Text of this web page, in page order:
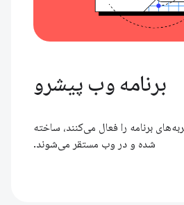
برنامه وب پیشرو
برنامه را فعال می‌کنند، ساخته
شده و در وب مستقر می‌شوند.